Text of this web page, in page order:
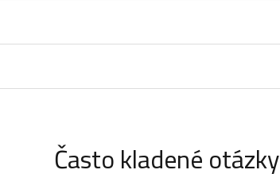
Často kladené otázky